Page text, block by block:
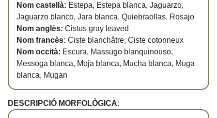
Nom castellà: Estepa, Estepa blanca, Jaguarzo,
Jaguarzo blanco, Jara blanca, Quiebraollas, Rosajo
Nom anglès: Cistus gray leaved
Nom francès: Ciste blanchâtre, Ciste cotonneux
Nom occità: Escura, Massugo blanquinouso,
Messoga blanca, Moja blanca, Mucha blanca, Muga
blanca, Mugan
DESCRIPCIÓ MORFOLÒGICA: